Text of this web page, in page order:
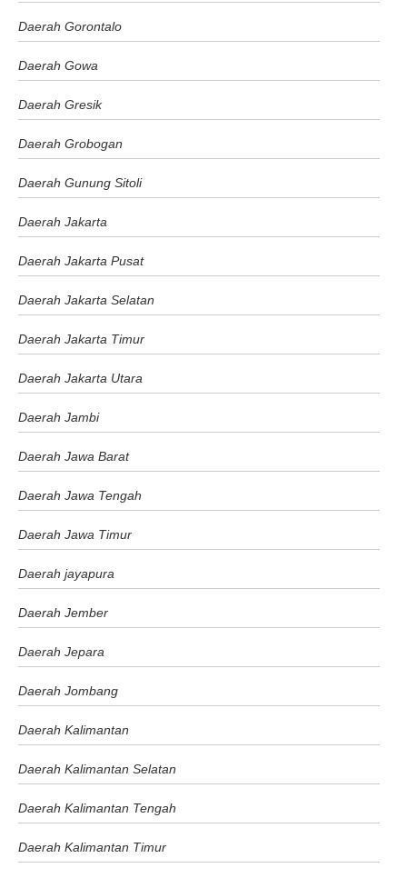
Daerah Gorontalo
Daerah Gowa
Daerah Gresik
Daerah Grobogan
Daerah Gunung Sitoli
Daerah Jakarta
Daerah Jakarta Pusat
Daerah Jakarta Selatan
Daerah Jakarta Timur
Daerah Jakarta Utara
Daerah Jambi
Daerah Jawa Barat
Daerah Jawa Tengah
Daerah Jawa Timur
Daerah jayapura
Daerah Jember
Daerah Jepara
Daerah Jombang
Daerah Kalimantan
Daerah Kalimantan Selatan
Daerah Kalimantan Tengah
Daerah Kalimantan Timur